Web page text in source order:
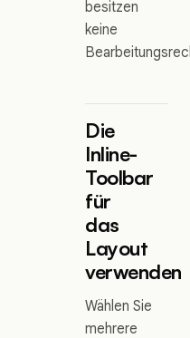
besitzen
keine
Die
Inline-
Toolbar
für
das
Layout
verwenden
Wählen Sie
mehrere